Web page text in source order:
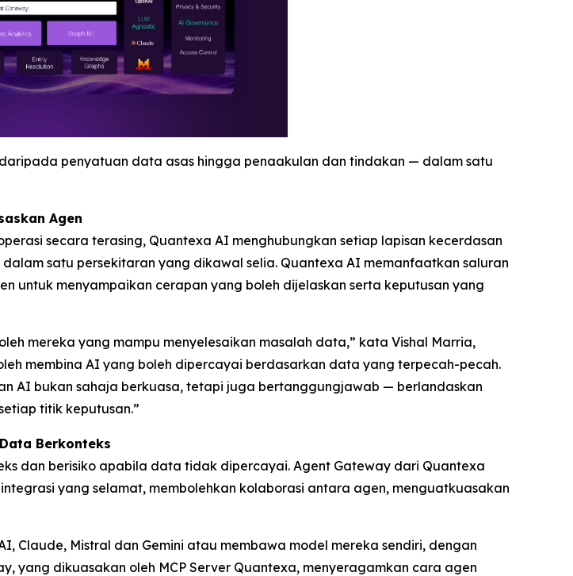
penyatuan data asas hingga penaakulan dan tindakan — dalam satu
Agen
secara terasing, Quantexa AI menghubungkan setiap lapisan kecerdasan
satu persekitaran yang dikawal selia. Quantexa AI memanfaatkan saluran
untuk menyampaikan cerapan yang boleh dijelaskan serta keputusan yang
mereka yang mampu menyelesaikan masalah data,” kata Vishal Marria,
membina AI yang boleh dipercayai berdasarkan data yang terpecah-pecah.
AI bukan sahaja berkuasa, tetapi juga bertanggungjawab — berlandaskan
titik keputusan.”
Berkonteks
dan berisiko apabila data tidak dipercayai. Agent Gateway dari Quantexa
yang selamat, membolehkan kolaborasi antara agen, menguatkuasakan
Claude, Mistral dan Gemini atau membawa model mereka sendiri, dengan
yang dikuasakan oleh MCP Server Quantexa, menyeragamkan cara agen